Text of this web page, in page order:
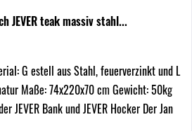
JEVER teak massiv stahl...
G estell aus Stahl, feuerverzinkt und L
Maße: 74x220x70 cm Gewicht: 50kg
JEVER Bank und JEVER Hocker Der Jan